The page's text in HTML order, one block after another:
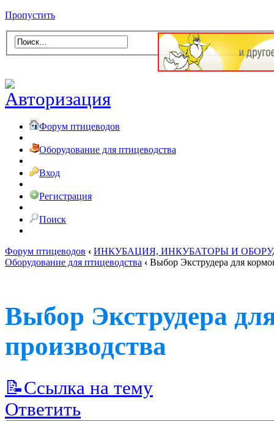
Пропустить
Форум птицеводов
Оборудование для птицеводства
Вход
Регистрация
Поиск
Форум птицеводов ‹ ИНКУБАЦИЯ, ИНКУБАТОРЫ И
Оборудование для птицеводства ‹ Выбор Экструдера для
Выбор Экструдера
производства
📝Ссылка на тему
Ответить